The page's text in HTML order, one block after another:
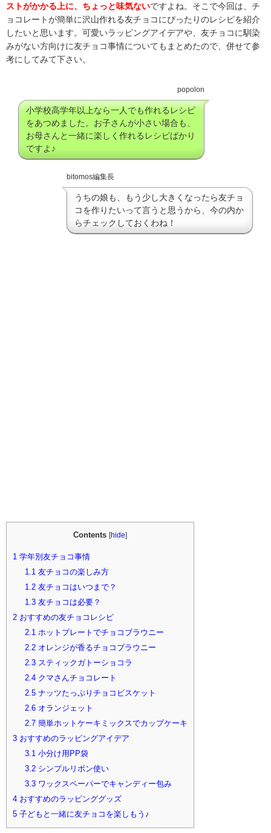
ストがかかる上に、ちょっと味気ないですよね。そこで今回は、チ
ョコレートが簡単に沢山作れる友チョコにぴったりのレシピを紹介
したいと思います。可愛いラッピングアイデアや、友チョコに馴染
みがない方向けに友チョコ事情についてもまとめたので、併せて参
考にしてみて下さい。
popolon
小学校高学年以上なら一人でも作れるレシピ
をあつめました。お子さんが小さい場合も、
お母さんと一緒に楽しく作れるレシピばかり
ですよ♪
bitomos編集長
うちの娘も、もう少し大きくなったら友チョ
コを作りたいって言うと思うから、今の内か
らチェックしておくわね！
Contents [hide]
1 学年別友チョコ事情
1.1友チョコの楽しみ方
1.2友チョコはいつまで？
1.3友チョコは必要？
2 おすすめの友チョコレシピ
2.1ホットプレートでチョコブラウニー
2.2オレンジが香るチョコブラウニー
2.3スティックガトーショコラ
2.4クマさんチョコレート
2.5ナッツたっぷりチョコビスケット
2.6オランジェット
2.7簡単ホットケーキミックスでカップケーキ
3 おすすめのラッピングアイデア
3.1小分け用PP袋
3.2シンプルリボン使い
3.3ワックスペーパーでキャンディー包み
4 おすすめのラッピンググッズ
5 子どもと一緒に友チョコを楽しもう♪